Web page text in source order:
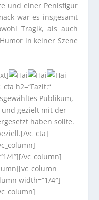
und einer Penisfigur
war es insgesamt
Tragik, als auch
in keiner Szene
h2=“Fazit:“
Publikum,
gezielt mit der
haben sollte.
vc_cta]
4″][/vc_column]
width=“1/4″]